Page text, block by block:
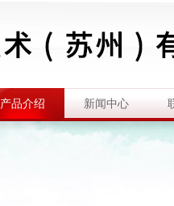
产品介绍 新闻中心